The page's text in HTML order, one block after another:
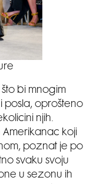
bi mnogim
posla, oprošteno
njih.
Amerikanac koji
poznat je po
svaku svoju
u sezonu ih